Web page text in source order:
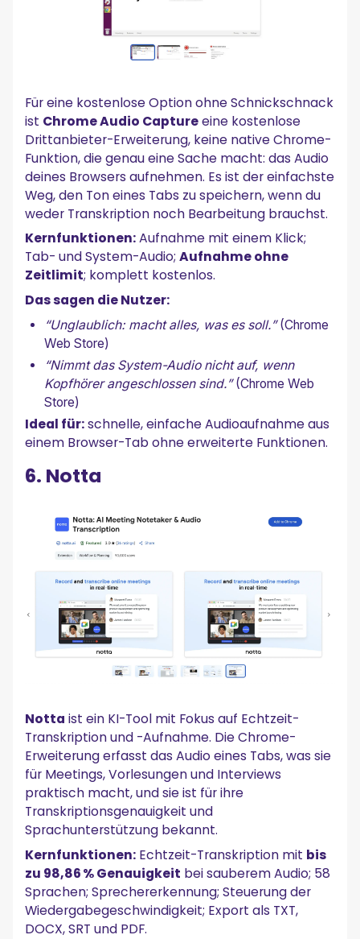
Für eine kostenlose Option ohne Schnickschnack
ist Chrome Audio Captureeine kostenlose
Drittanbieter-Erweiterung, keine native Chrome-
Funktion, die genau eine Sache macht: das Audio
deines Browsers aufnehmen. Es ist der einfachste
Weg, den Ton eines Tabs zu speichern, wenn du
weder Transkription noch Bearbeitung brauchst.
Kernfunktionen:Aufnahme mit einem Klick;
Tab- und System-Audio;Aufnahme ohne
Zeitlimit; komplett kostenlos.
Das sagen die Nutzer:
“Unglaublich: macht alles, was es soll.”(Chrome
Web Store)
“Nimmt das System-Audio nicht auf, wenn
Kopfhörer angeschlossen sind.”(Chrome Web
Store)
Ideal für:schnelle, einfache Audioaufnahme aus
einem Browser-Tab ohne erweiterte Funktionen.
6. Notta
Notta ist ein KI-Tool mit Fokus auf Echtzeit-
Transkription und -Aufnahme. Die Chrome-
Erweiterung erfasst das Audio eines Tabs, was sie
für Meetings, Vorlesungen und Interviews
praktisch macht, und sie ist für ihre
Transkriptionsgenauigkeit und
Sprachunterstützung bekannt.
Kernfunktionen: Echtzeit-Transkription mit bis
zu 98,86 % Genauigkeit bei sauberem Audio; 58
Sprachen; Sprechererkennung; Steuerung der
Wiedergabegeschwindigkeit; Export als TXT,
DOCX, SRT und PDF.